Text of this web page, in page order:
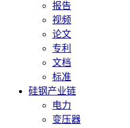
报告
视频
论文
专利
文档
标准
硅钢产业链
电力
变压器